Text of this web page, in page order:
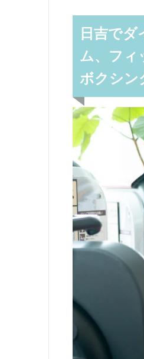
日吉で
ム、フィ
ボクシン